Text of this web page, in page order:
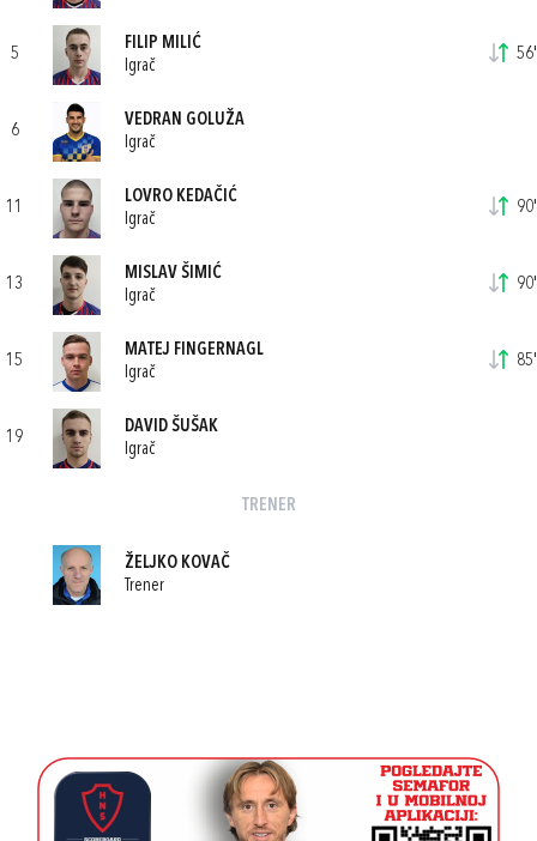
5
FILIP MILIĆ
Igrač
56'
6
VEDRAN GOLUŽA
Igrač
11
LOVRO KEDAČIĆ
Igrač
90'
13
MISLAV ŠIMIĆ
Igrač
90'
15
MATEJ FINGERNAGL
Igrač
85'
19
DAVID ŠUŠAK
Igrač
TRENER
ŽELJKO KOVAČ
Trener